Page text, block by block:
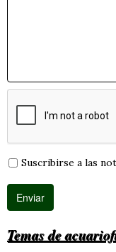
Suscribirse a las
Temas de